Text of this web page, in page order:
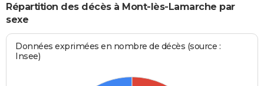
Répartition des décès à Mont-lès-Lamarche par
sexe
Données exprimées en nombre de décès (source :
Insee)